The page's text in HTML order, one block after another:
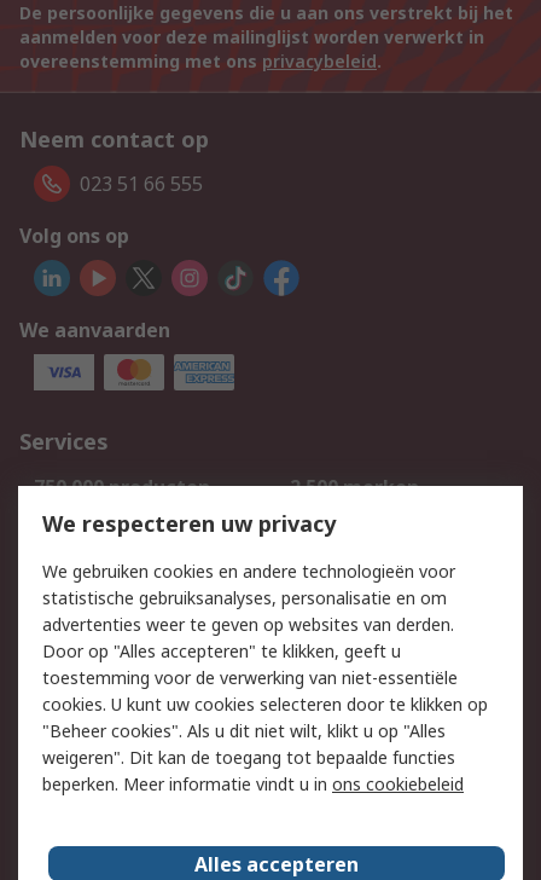
De persoonlijke gegevens die u aan ons verstrekt bij het
aanmelden voor deze mailinglijst worden verwerkt in
overeenstemming met ons privacybeleid.
Neem contact op
023 51 66 555
Volg ons op
We aanvaarden
Services
750.000 producten
2.500 merken
Bestellen
Inkoopoplossingen
Track & Trace
Wettelijk
Cookiebeleid
Email veiligheid
Privacybeleid
Websitevoorwaarden
Algemene
verkoopvoorwaarden
Over RS
We respecteren uw privacy
We gebruiken cookies en andere technologieën voor
statistische gebruiksanalyses, personalisatie en om
advertenties weer te geven op websites van derden.
Door op "Alles accepteren" te klikken, geeft u
toestemming voor de verwerking van niet-essentiële
cookies. U kunt uw cookies selecteren door te klikken op
"Beheer cookies". Als u dit niet wilt, klikt u op "Alles
weigeren". Dit kan de toegang tot bepaalde functies
beperken. Meer informatie vindt u in ons cookiebeleid
Alles accepteren